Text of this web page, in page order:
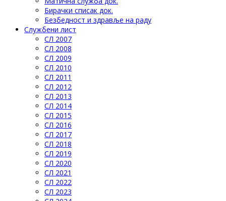
Бирачки списак док.
Безбедност и здравље на раду
Службени лист
СЛ 2007
СЛ 2008
СЛ 2009
СЛ 2010
СЛ 2011
СЛ 2012
СЛ 2013
СЛ 2014
СЛ 2015
СЛ 2016
СЛ 2017
СЛ 2018
СЛ 2019
СЛ 2020
СЛ 2021
СЛ 2022
СЛ 2023